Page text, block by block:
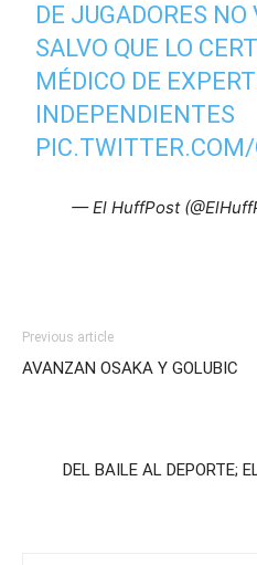
DE JUGADORES NO
SALVO QUE LO
MÉDICO DE
INDEPENDIENTES
— El HuffPost
Previous article
AVANZAN OSAKA Y GOLUBIC
DEL BAILE AL DEPORTE;